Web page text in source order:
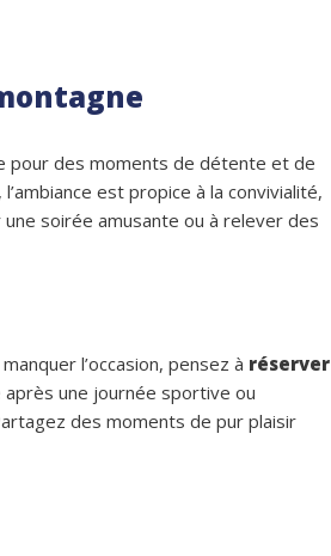
pour des moments de détente et de
est propice à la convivialité,
soirée amusante ou à relever des
l’occasion, pensez à réserver
une journée sportive ou
artagez des moments de pur plaisir